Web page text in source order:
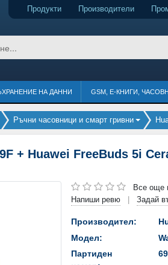
Продукти Производители
НА ДАННИ GSM, Е-КНИГИ,
Ръчни часовници и смарт гривни
+ Huawei FreeBuds 5i
Все още
Напиши ревю
Задай
Производител:
Модел:
Партиден